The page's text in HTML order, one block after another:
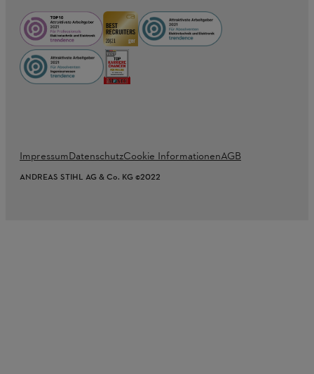
ImpressumDatenschutzCookie InformationenAGB
ANDREAS STIHL AG & Co. KG ©2022